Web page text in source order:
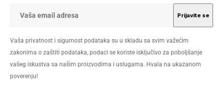
Vaša privatnost i sigurnost podataka su u skladu sa svim važećim
zakonima o zaštiti podataka, podaci se koriste isključivo za poboljšanje
vašeg iskustva sa našim proizvodima i uslugama. Hvala na ukazanom
poverenju!